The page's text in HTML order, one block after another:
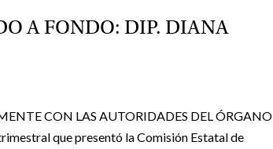
A FONDO: DIP. DIANA
CON LAS AUTORIDADES DEL ÓRGANO
que presentó la Comisión Estatal de